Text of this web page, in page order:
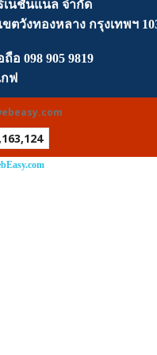
เนชั่นแนล จำกัด
ตวังทองหลาง กรุงเทพฯ
ถือ 098 905 9819
ฟ